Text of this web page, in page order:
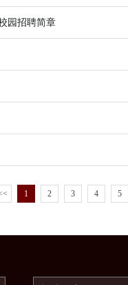
园招聘简章
1 2 3 4 5